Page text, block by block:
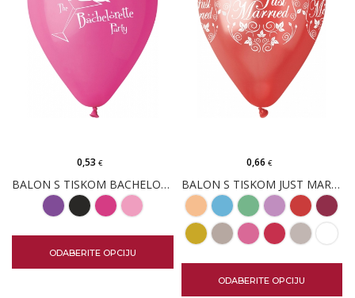
BALON S TISKOM BACHELORETTE PARTY (33CM; 13")
0,53€
ODABERITE OPCIJU
BALON S TISKOM JUST MARRIED LEAF (33CM; 13")
0,66 €
ODABERITE OPCIJU